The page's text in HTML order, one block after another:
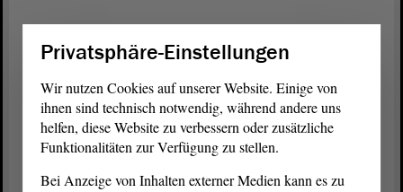
Herr Hecht, bitte!
Christian Hecht (AfD):
Privatsphäre-Einstellungen
Wir nutzen Cookies auf unserer Website. Einige von
ihnen sind technisch notwendig, während andere uns
helfen, diese Website zu verbessern oder zusätzliche
Funktionalitäten zur Verfügung zu stellen.
Bei Anzeige von Inhalten externer Medien kann es zu